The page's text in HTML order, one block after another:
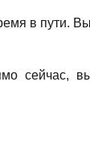
в пути.
сейчас,